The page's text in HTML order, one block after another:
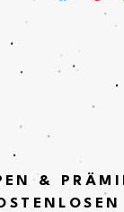
für Kids
&